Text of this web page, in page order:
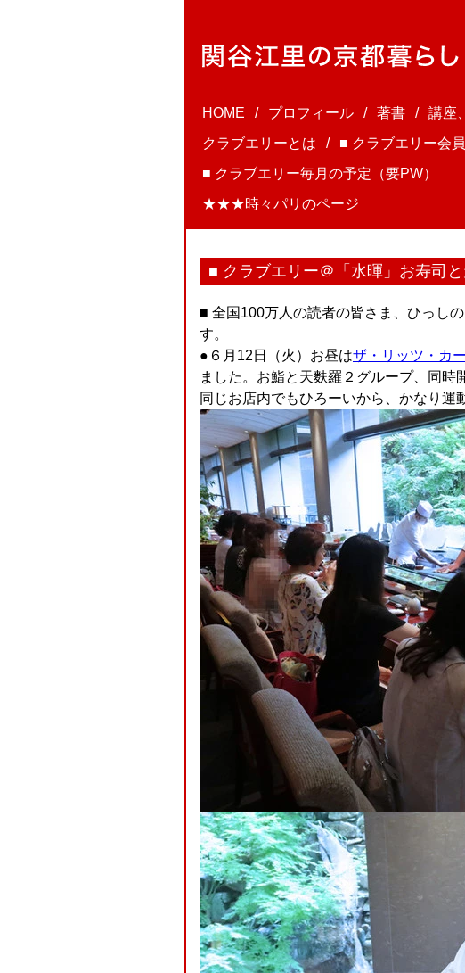
HOME プロフィール 著書
講座
クラブエリーとは
■ クラブエリー会
■ クラブエリー毎月の予定（要PW）
★★★時々パリのページ
■ クラブエリー＠「水暉」お寿司
■ 全国100万人の読者の皆さま、ひっし
す。
●６月12日（火）お昼はザ・リッツ・カ
ました。お鮨と天麩羅２グループ、同時
同じお店内でもひろーいから、かなり運